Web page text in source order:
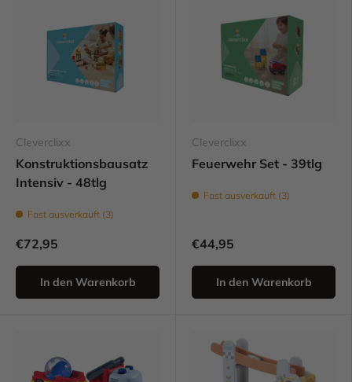
Cleverclixx
Konstruktionsbausatz
Intensiv - 48tlg
Fast ausverkauft (3)
€72,95
In den Warenkorb
Cleverclixx
Feuerwehr Set - 39tlg
Fast ausverkauft (3)
€44,95
In den Warenkorb